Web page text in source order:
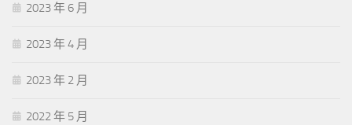
2023 年 6 月
2023 年 4 月
2023 年 2 月
2022 年 5 月